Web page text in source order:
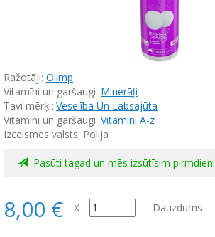
Ražotāji: Olimp
Vitamīni un garšaugi: Minerāļi
Tavi mērķi: Veselība Un Labsajūta
Vitamīni un garšaugi: Vitamīni A-z
Izcelsmes valsts: Polija
Pasūti tagad un mēs izsūtīsim pirmdien!
8,00 € X Dauzdums